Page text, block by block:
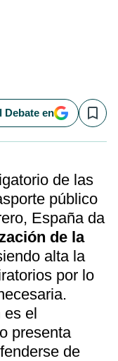
Debate en Save
de las
público
España da
de la
alta la
por lo
es el
presenta
de